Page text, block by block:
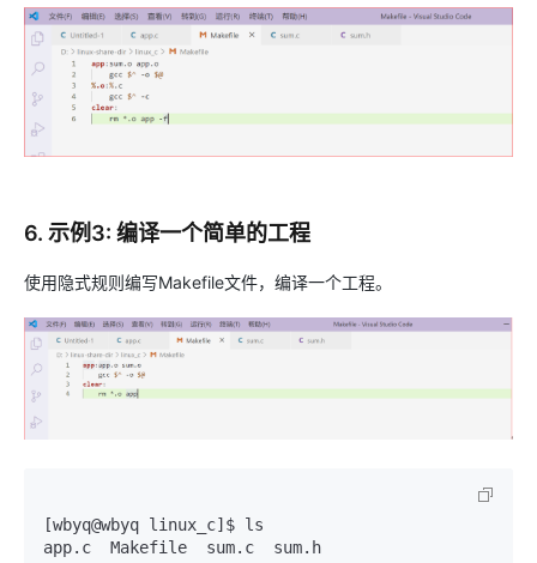
6. 示例3: 编译一个简单的工程
使用隐式规则编写Makefile文件，编译一个工程。
[wbyq@wbyq linux_c]$ ls
app.c  Makefile  sum.c  sum.h